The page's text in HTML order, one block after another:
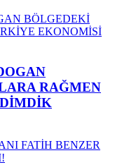
RAĞMEN